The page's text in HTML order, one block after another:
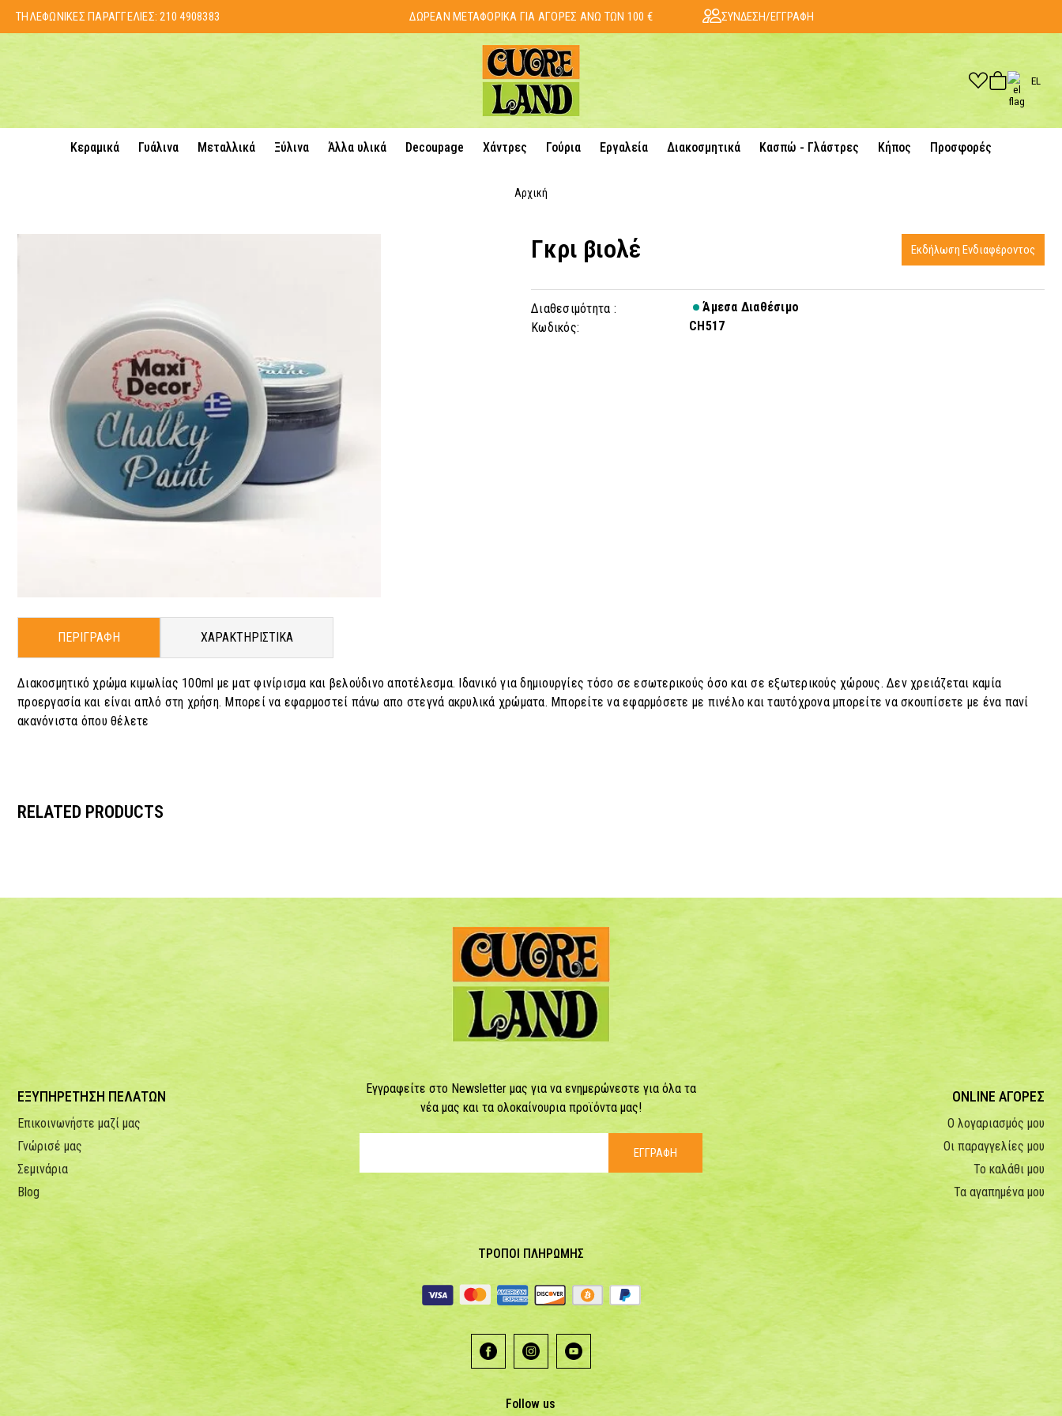
ΤΗΛΕΦΩΝΙΚΕΣ ΠΑΡΑΓΓΕΛΙΕΣ:210 4908383 ΔΩΡΕΑΝ ΜΕΤΑΦΟΡΙΚΑ ΓΙΑ ΑΓΟΡΕΣ ΑΝΩ ΤΩΝ 100 € ΣΥΝΔΕΣΗ/ΕΓΓΡΑΦΗ
EL
Κεραμικά Γυάλινα Μεταλλικά Ξύλινα Άλλα υλικά Decoupage Χάντρες Γούρια Εργαλεία Διακοσμητικά Κασπώ - Γλάστρες Κήπος Προσφορές
Αρχική
Γκρι βιολέ
Διαθεσιμότητα :
Άμεσα Διαθέσιμο
Κωδικός:
CH517
ΠΕΡΙΓΡΑΦΗ ΧΑΡΑΚΤΗΡΙΣΤΙΚΑ
Διακοσμητικό χρώμα κιμωλίας 100ml με ματ φινίρισμα και βελούδινο αποτέλεσμα. Ιδανικό για δημιουργίες τόσο σε εσωτερικούς όσο και σε εξωτερικούς χώρους. Δεν χρειάζεται καμία
προεργασία και είναι απλό στη χρήση. Μπορεί να εφαρμοστεί πάνω απο στεγνά ακρυλικά χρώματα. Μπορείτε να εφαρμόσετε με πινέλο και ταυτόχρονα μπορείτε να σκουπίσετε με ένα πανί
ακανόνιστα όπου θέλετε
Εκδήλωση Ενδιαφέροντος
RELATED PRODUCTS
ΕΞΥΠΗΡΕΤΗΣΗ ΠΕΛΑΤΩΝ
Επικοινωνήστε μαζί μας
Γνώρισέ μας
Σεμινάρια
Blog
Εγγραφείτε στο Newsletter μας για να ενημερώνεστε για όλα τα
νέα μας και τα ολοκαίνουρια προϊόντα μας!
ΕΓΓΡΑΦΗ
ONLINE ΑΓΟΡΕΣ
Ο λογαριασμός μου
Οι παραγγελίες μου
Το καλάθι μου
Τα αγαπημένα μου
ΤΡΟΠΟΙ ΠΛΗΡΩΜΗΣ
Follow us